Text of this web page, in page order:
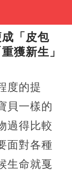
「皮包
獲新生」
度的提
貝一樣的
過得比較
面對各種
生命就戛